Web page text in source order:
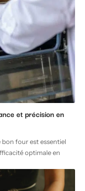
et précision en
bon four est essentiel
optimale en